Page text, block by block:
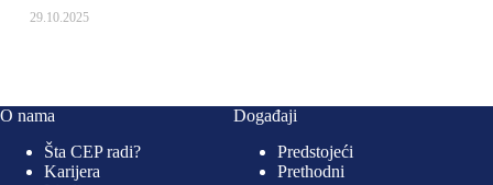
29.10.2025
O nama
Šta CEP radi?
Karijera
Događaji
Predstojeći
Prethodni